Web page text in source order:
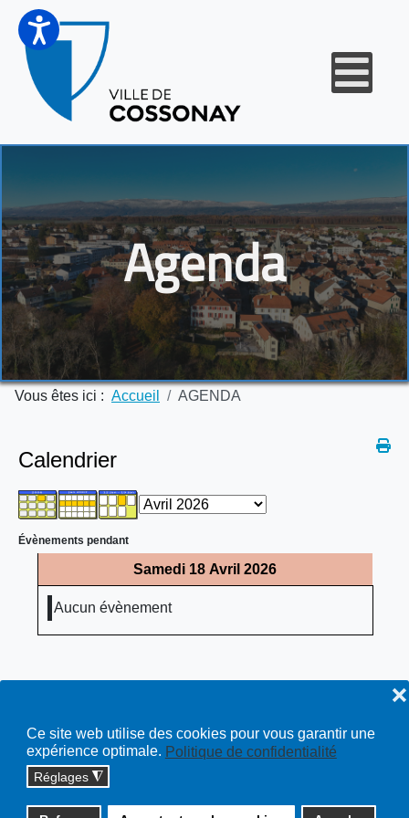
Ce site web utilise des cookies pour vous garantir une
expérience optimale. Politique de confidentialité
Réglages ◮
❌
Agenda
Vous êtes ici : Accueil AGENDA
Calendrier
Évènements pendant
Samedi 18 Avril 2026
Aucun évènement
Copyright © 2026 cossonay.ch - tous droits réservés | site :